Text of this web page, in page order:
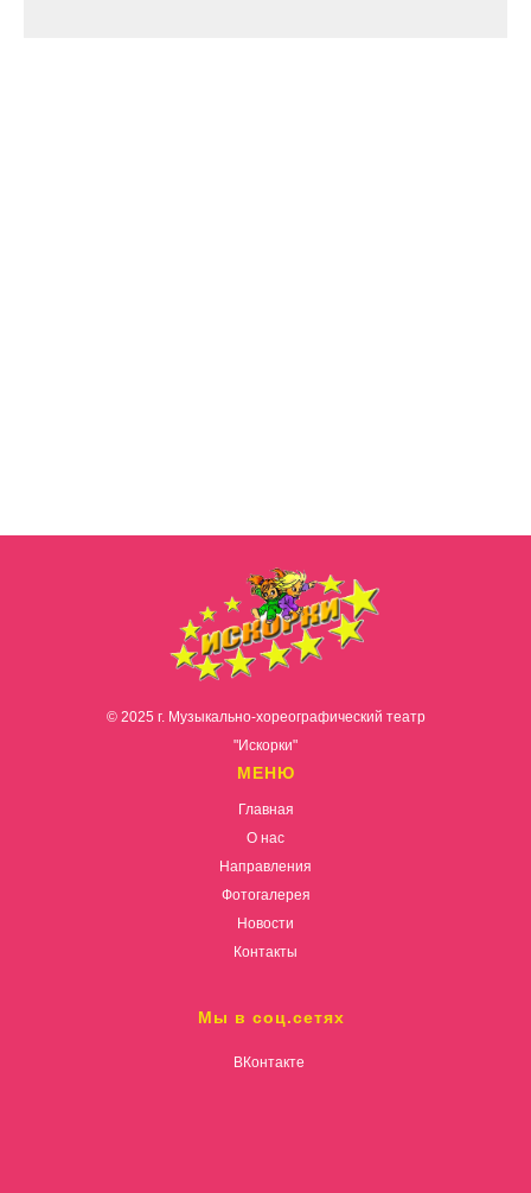
© 2025 г. Музыкально-хореографический театр
"Искорки"
МЕНЮ
Главная
О нас
Направления
Фотогалерея
Новости
Контакты
Мы в соц.сетях
ВКонтакте